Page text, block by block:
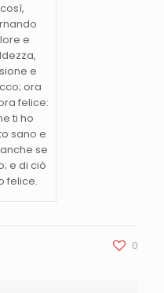
e
e
ora
felice:
ti ho
sano e
se
e di ciò
felice.
0